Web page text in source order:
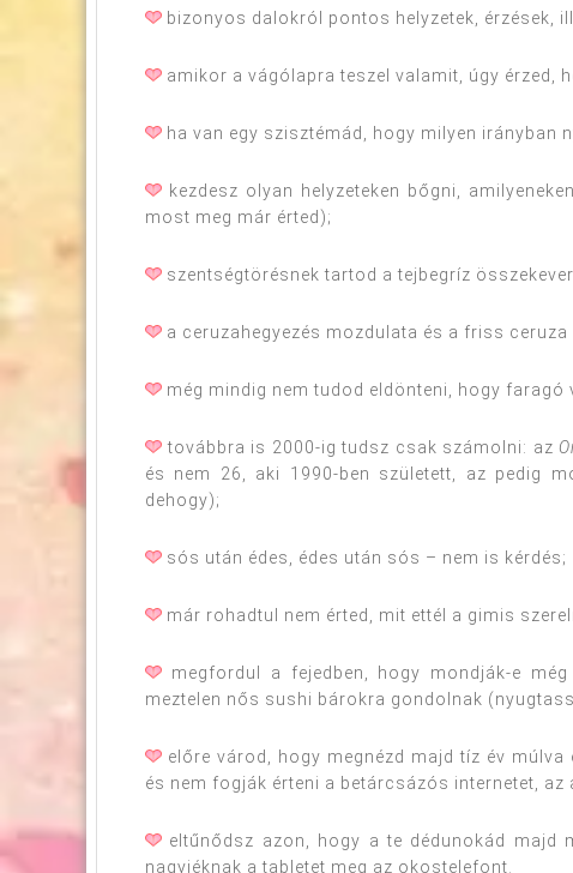
bizonyos dalokról pontos helyzetek, érzések,
amikor a vágólapra teszel valamit, úgy érzed,
ha van egy szisztémád, hogy milyen irányban
kezdesz olyan helyzeteken bőgni,
most meg már érted);
szentségtörésnek tartod a tejbegríz
a ceruzahegyezés mozdulata és a friss
még mindig nem tudod eldönteni, hogy faragó
továbbra is 2000-ig tudsz csak számolni: az
és nem 26, aki 1990-ben született, az pedig
dehogy);
sós után édes, édes után sós – nem is kérdés;
már rohadtul nem érted, mit ettél a gimis
megfordul a fejedben, hogy mondják-e
meztelen nős sushi bárokra gondolnak
előre várod, hogy megnézd majd tíz év
és nem fogják érteni a betárcsázós internetet,
eltűnődsz azon, hogy a te dédunokád majd
nagyiéknak a tabletet meg az okostelefont.